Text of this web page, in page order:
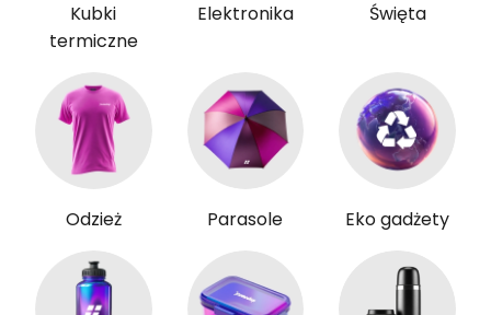
Kubki
termiczne
Elektronika Święta
Odzież Parasole Eko gadżety